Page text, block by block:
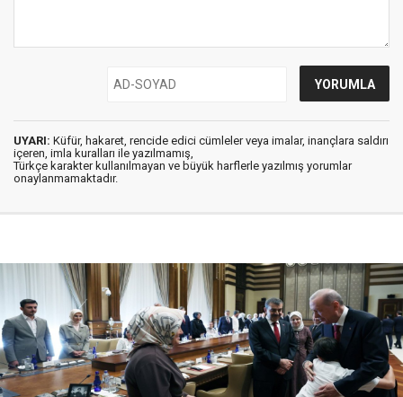
UYARI: Küfür, hakaret, rencide edici cümleler veya imalar, inançlara saldırı
içeren, imla kuralları ile yazılmamış,
Türkçe karakter kullanılmayan ve büyük harflerle yazılmış yorumlar
onaylanmamaktadır.